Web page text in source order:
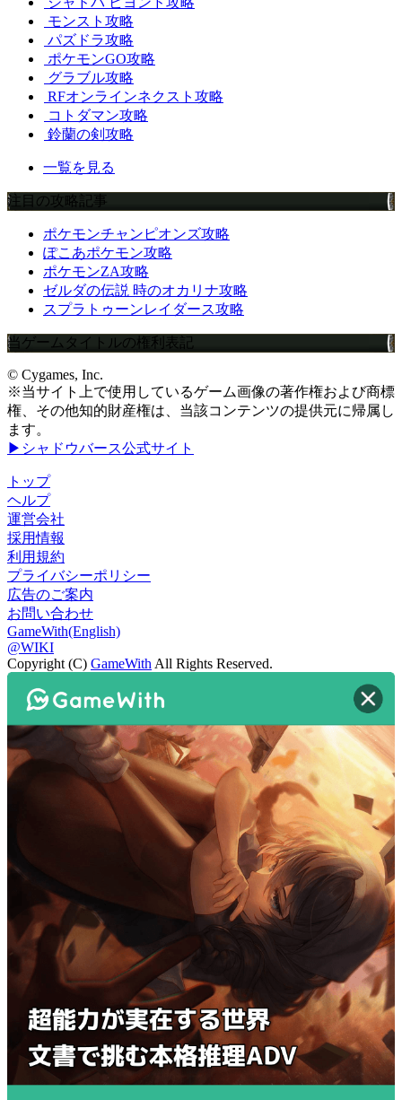
モンスト攻略
パズドラ攻略
ポケモンGO攻略
グラブル攻略
RFオンラインネクスト攻略
コトダマン攻略
鈴蘭の剣攻略
一覧を見る
注目の攻略記事
ポケモンチャンピオンズ攻略
ぽこあポケモン攻略
ポケモンZA攻略
ゼルダの伝説 時のオカリナ攻略
スプラトゥーンレイダース攻略
当ゲームタイトルの権利表記
© Cygames, Inc.
※当サイト上で使用しているゲーム画像の著作権および商標
権、その他知的財産権は、当該コンテンツの提供元に帰属し
ます。
▶シャドウバース公式サイト
トップ
ヘルプ
運営会社
採用情報
利用規約
プライバシーポリシー
広告のご案内
お問い合わせ
GameWith(English)
@WIKI
Copyright (C) GameWith All Rights Reserved.